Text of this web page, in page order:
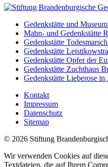
Gedenkstätte und
Mahn- und Gedenkstätte
Gedenkstätte
Gedenkstätte
Gedenkstätte Opfer der
Gedenkstätte Zuchthaus
Gedenkstätte Lieberose in
Kontakt
Impressum
Datenschutz
Sitemap
© 2026 Stiftung
Wir verwenden Cookies auf
Textdateien, die auf Ihrem